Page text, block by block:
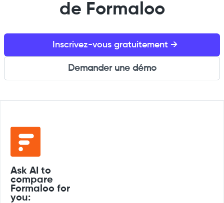
de Formaloo
Inscrivez-vous gratuitement →
Demander une démo
Ask AI to
compare
Formaloo for
you: